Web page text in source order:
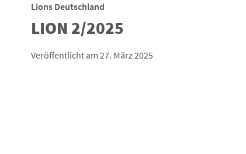
Lions Deutschland
LION 2/2025
Veröffentlicht am 27. März 2025